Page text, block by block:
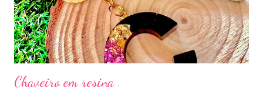
Chaveiro em resina .